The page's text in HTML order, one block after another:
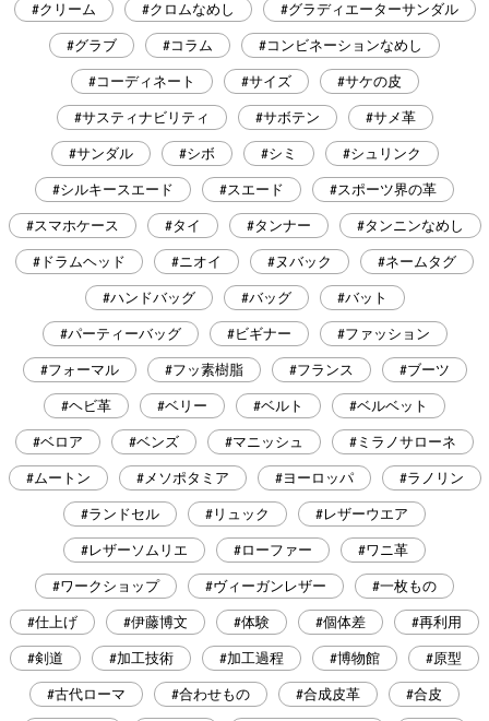
#クリーム #クロムなめし #グラディエーターサンダル
#グラブ #コラム #コンビネーションなめし
#コーディネート #サイズ #サケの皮
#サスティナビリティ #サボテン #サメ革
#サンダル #シボ #シミ #シュリンク
#シルキースエード #スエード #スポーツ界の革
#スマホケース #タイ #タンナー #タンニンなめし
#ドラムヘッド #ニオイ #ヌバック #ネームタグ
#ハンドバッグ #バッグ #バット
#パーティーバッグ #ビギナー #ファッション
#フォーマル #フッ素樹脂 #フランス #ブーツ
#ヘビ革 #ベリー #ベルト #ベルベット
#ベロア #ベンズ #マニッシュ #ミラノサローネ
#ムートン #メソポタミア #ヨーロッパ #ラノリン
#ランドセル #リュック #レザーウエア
#レザーソムリエ #ローファー #ワニ革
#ワークショップ #ヴィーガンレザー #一枚もの
#仕上げ #伊藤博文 #体験 #個体差 #再利用
#剣道 #加工技術 #加工過程 #博物館 #原型
#古代ローマ #合わせもの #合成皮革 #合皮